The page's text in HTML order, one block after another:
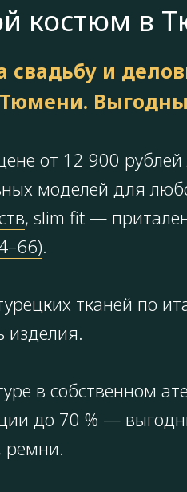
костюм в
от 12 900 рублей
моделей для
, slim fit —
.
тканей по
изделия.
в собственном
до 70 % —
ремни.
и
Тюмени.